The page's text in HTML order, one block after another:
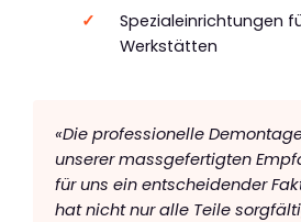
Spezialeinrichtungen
Werkstätten
«Die professionelle
unserer massgefertigten
für uns ein entscheidender
hat nicht nur alle Teile